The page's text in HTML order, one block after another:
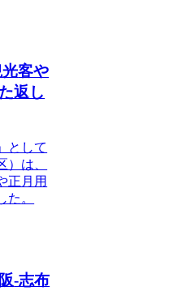
客や
返し
として
は、
正月用
。
-志布